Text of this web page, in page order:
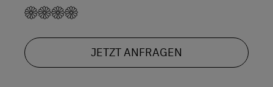
JETZT ANFRAGEN